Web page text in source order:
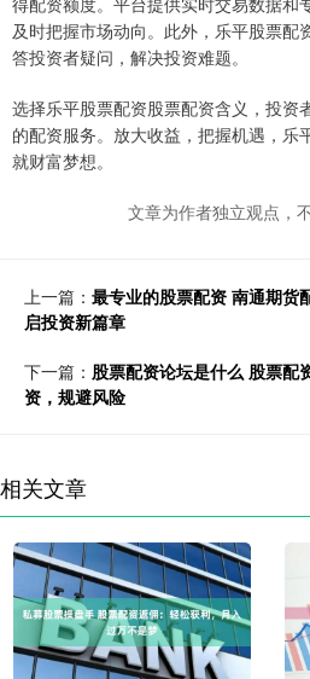
及时把握市场动向。此外，乐平股票配
答投资者疑问，解决投资难题。
选择乐平股票配资股票配资含义，投资
的配资服务。放大收益，把握机遇，乐
就财富梦想。
文章为作者独立观点，
上一篇： 最专业的股票配资 南通期货
启投资新篇章
下一篇： 股票配资论坛是什么 股票配
资，规避风险
相关文章